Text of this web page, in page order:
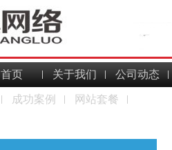
首页 关于我们 公司动态
成功案例 网站套餐